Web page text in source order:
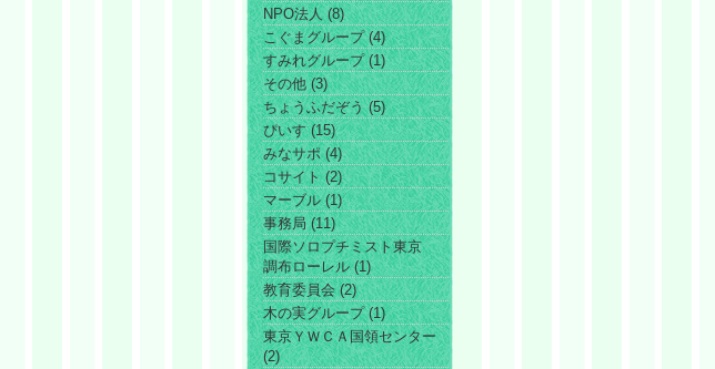
NPO法人 (8)
こぐまグループ (4)
すみれグループ (1)
その他 (3)
ちょうふだぞう (5)
ぴいす (15)
みなサポ (4)
コサイト (2)
マーブル (1)
事務局 (11)
国際ソロプチミスト東京
調布ローレル (1)
教育委員会 (2)
木の実グループ (1)
東京ＹＷＣＡ国領センター
(2)